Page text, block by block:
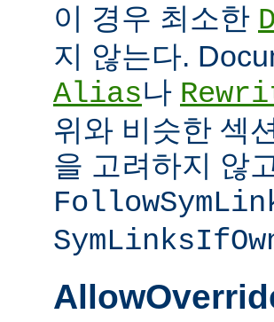
이 경우 최소한
지 않는다.
Alias나
위와 비슷한 섹
을 고려하지 않